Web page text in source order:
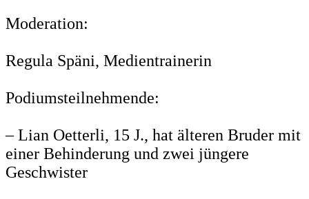
Moderation:
Regula Späni, Medientrainerin
Podiumsteilnehmende:
– Lian Oetterli, 15 J., hat älteren Bruder mit
einer Behinderung und zwei jüngere
Geschwister